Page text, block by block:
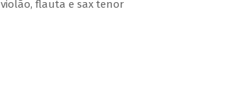
flauta e sax tenor